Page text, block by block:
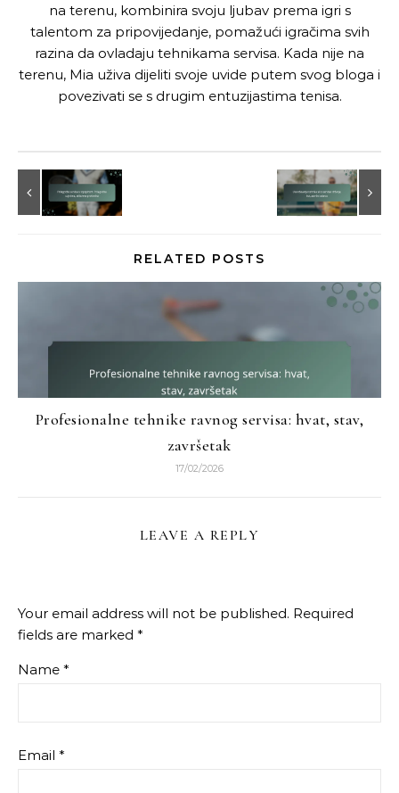
na terenu, kombinira svoju ljubav prema igri s
talentom za pripovijedanje, pomažući igračima svih
razina da ovladaju tehnikama servisa. Kada nije na
terenu, Mia uživa dijeliti svoje uvide putem svog bloga i
povezivati se s drugim entuzijastima tenisa.
RELATED POSTS
Profesionalne tehnike ravnog servisa: hvat, stav,
završetak
17/02/2026
LEAVE A REPLY
Your email address will not be published. Required
fields are marked *
Name *
Email *